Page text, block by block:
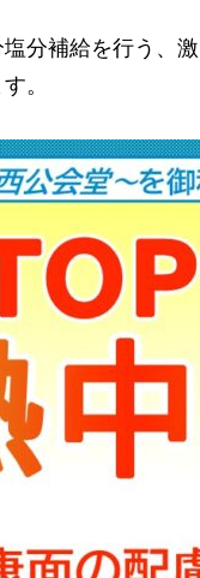
分補給を行う、
。